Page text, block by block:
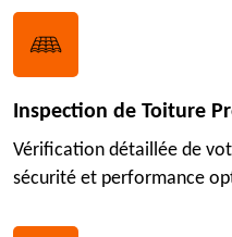
Inspection de Toiture
Vérification détaillée de
sécurité et performance